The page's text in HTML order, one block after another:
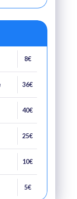
8€
36€
40€
25€
10€
5€